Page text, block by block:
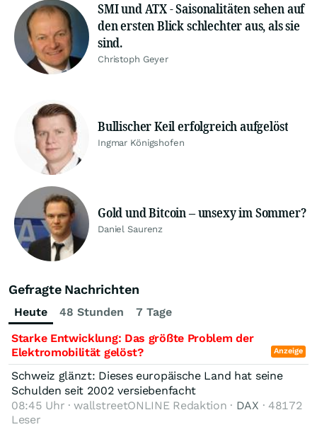
SMI und ATX - Saisonalitäten sehen auf
den ersten Blick schlechter aus, als sie
sind.
Christoph Geyer
Bullischer Keil erfolgreich aufgelöst
Ingmar Königshofen
Gold und Bitcoin – unsexy im Sommer?
Daniel Saurenz
Gefragte Nachrichten
Heute 48 Stunden
7 Tage
Starke Entwicklung: Das größte Problem der
Elektromobilität gelöst?
Anzeige
Schweiz glänzt: Dieses europäische Land hat seine
Schulden seit 2002 versiebenfacht
08:45 Uhr · wallstreetONLINE Redaktion · DAX · 48172
Leser